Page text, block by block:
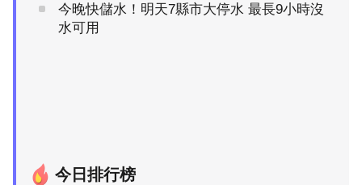
今晚快儲水！明天7縣市大停水 最長9小時沒
水可用
今日排行榜